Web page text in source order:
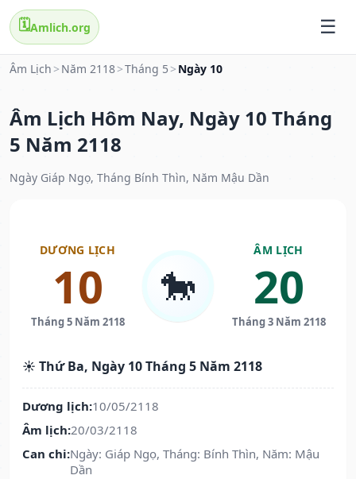
🗓️Amlich.org
Âm Lịch > Năm 2118>Tháng 5 > Ngày 10
Âm Lịch Hôm Nay, Ngày 10 Tháng
5 Năm 2118
Ngày Giáp Ngọ, Tháng Bính Thìn, Năm Mậu Dần
DƯƠNG LỊCH
10
Tháng 5 Năm 2118
🐎
ÂM LỊCH
20
Tháng 3 Năm 2118
☀️ Thứ Ba, Ngày 10 Tháng 5 Năm 2118
Dương lịch:10/05/2118
Âm lịch:20/03/2118
Can chi:Ngày: Giáp Ngọ, Tháng: Bính Thìn, Năm: Mậu
Dần